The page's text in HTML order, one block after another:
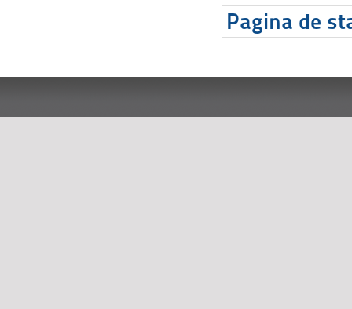
Pagina de